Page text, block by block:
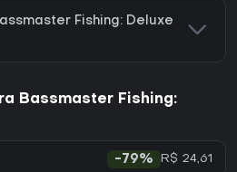
Fishing: Deluxe
Bassmaster Fishing:
-79% R$ 24,61